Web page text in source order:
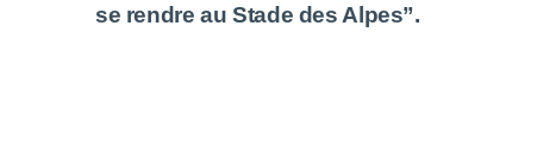
se rendre au Stade des Alpes”.